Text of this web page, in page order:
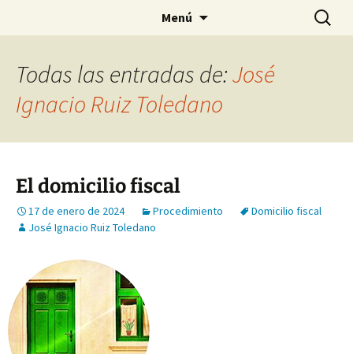
Menú Buscar:
Todas las entradas de:José
Ignacio Ruiz Toledano
El domicilio fiscal
17 de enero de 2024 Procedimiento
Domicilio fiscal
José Ignacio Ruiz Toledano